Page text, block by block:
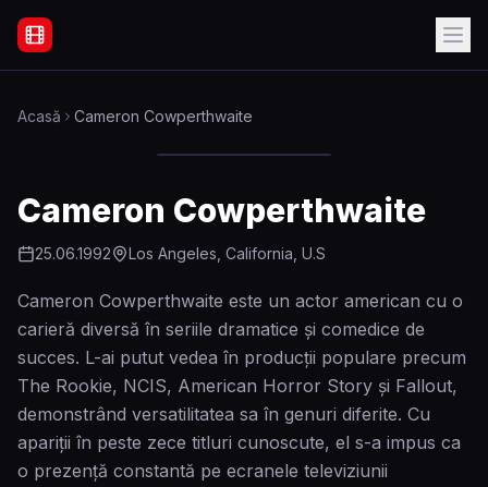
Filme Online Subtitrate - Acasă
Acasă Cameron Cowperthwaite
Cameron Cowperthwaite
25.06.1992 Los Angeles, California, U.S
Cameron Cowperthwaite este un actor american cu o
carieră diversă în seriile dramatice și comedice de
succes. L-ai putut vedea în producții populare precum
The Rookie, NCIS, American Horror Story și Fallout,
demonstrând versatilitatea sa în genuri diferite. Cu
apariții în peste zece titluri cunoscute, el s-a impus ca
o prezență constantă pe ecranele televiziunii